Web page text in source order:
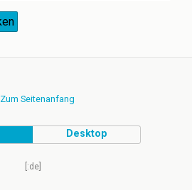
Zum Seitenanfang
Desktop
[:de]